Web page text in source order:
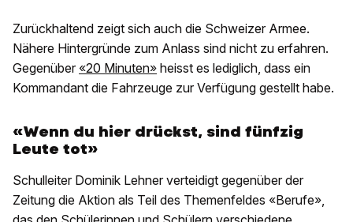
Zurückhaltend zeigt sich auch die Schweizer Armee.
Nähere Hintergründe zum Anlass sind nicht zu erfahren.
Gegenüber «20 Minuten» heisst es lediglich, dass ein
Kommandant die Fahrzeuge zur Verfügung gestellt habe.
«Wenn du hier drückst, sind fünfzig
Leute tot»
Schulleiter Dominik Lehner verteidigt gegenüber der
Zeitung die Aktion als Teil des Themenfeldes «Berufe»,